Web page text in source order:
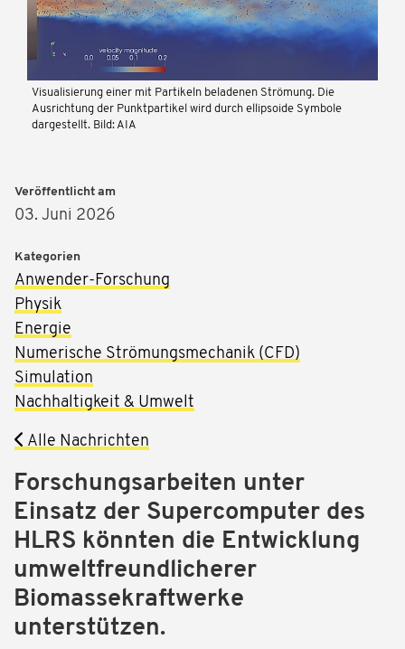
Visualisierung einer mit Partikeln beladenen Strömung. Die
Ausrichtung der Punktpartikel wird durch ellipsoide Symbole
dargestellt. Bild: AIA
Forschungsarbeiten unter
Einsatz der Supercomputer des
HLRS könnten die Entwicklung
umweltfreundlicherer
Biomassekraftwerke
unterstützen.
Veröffentlicht am
03. Juni 2026
Kategorien
Anwender-Forschung
Physik
Energie
Numerische Strömungsmechanik (CFD)
Simulation
Nachhaltigkeit & Umwelt
Alle Nachrichten